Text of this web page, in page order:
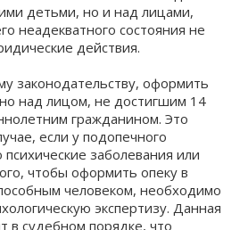
улица, д. 28
проспект, д. 23/43
0 отзывов
улица, д. 41
детьми, но и над лицами,
неадекватного состояния не
действия.
законодательству, оформить
над лицом, не достигшим 14
гражданином. Это
если у подопечного
заболевания или
чтобы оформить опеку в
человеком, необходимо
экспертизу. Данная
в судебном порядке, что